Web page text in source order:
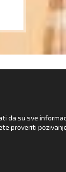
da su sve
proveriti